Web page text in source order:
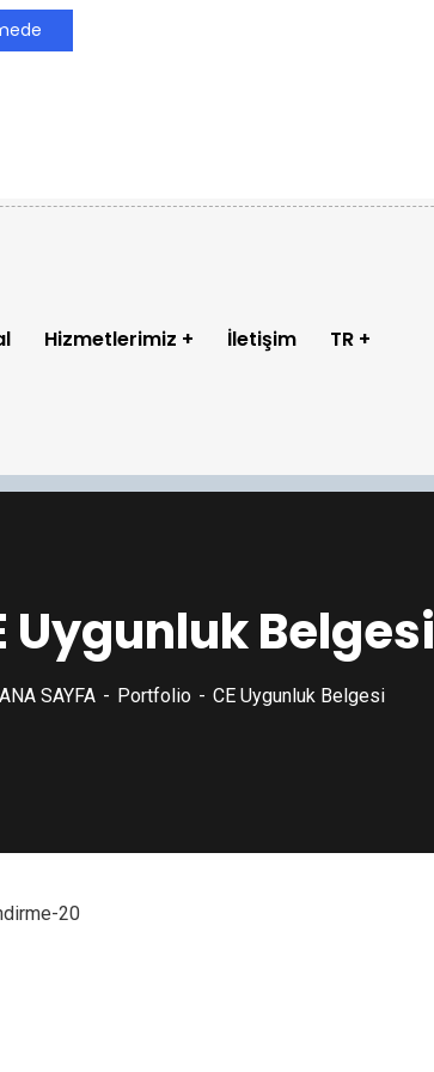
Hizmetlerimiz İletişim TR
Uygunluk Belgesi
SAYFA Portfolio CE Uygunluk Belgesi